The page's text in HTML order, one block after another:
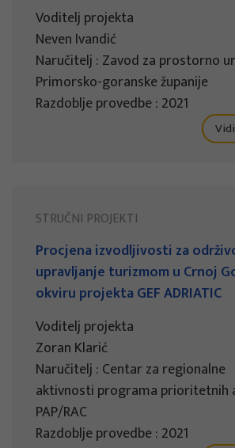
Voditelj projekta
Neven Ivandić
Naručitelj : Zavod za prostorno
Primorsko-goranske županije
Razdoblje provedbe : 2021
STRUČNI PROJEKTI
Procjena izvodljivosti za
upravljanje turizmom u Crnoj
okviru projekta GEF ADRIATIC
Voditelj projekta
Zoran Klarić
Naručitelj : Centar za regionalne
aktivnosti programa prioritetnih
PAP/RAC
Razdoblje provedbe : 2021